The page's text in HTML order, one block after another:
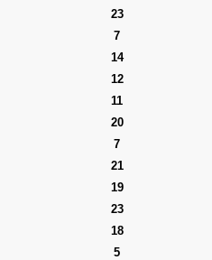
23
7
14
12
11
20
7
21
19
23
18
5